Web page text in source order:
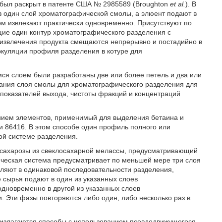
раскрыт в патенте США № 2985589 (Broughtonet al.). В
слой хроматографической смолы, а элюент подают в
практически одновременно. Присутствуют по
один контур хроматографического разделения с
продукта смещаются непрерывно и постадийно в
профиля разделения в котуре для
слоем были разработаны две или более петель и два или
слоя смолы для хроматографического разделения для
выхода, чистоты фракций и концентраций
элементов, применимый для выделения бетаина и
86416. В этом способе один профиль полного или
системе разделения.
из свеклосахарной мелассы, предусматривающий
система предусматривает по меньшей мере три слоя
в одинаковой последовательности разделения,
подают в один из указанных слоев
в другой из указанных слоев
фазы повторяются либо один, либо несколько раз в